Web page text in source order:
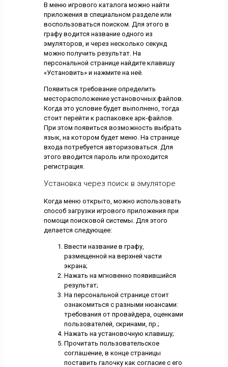
В меню игрового каталога можно найти
приложения в специальном разделе или
воспользоваться поиском. Для этого в
графу водится название одного из
эмуляторов, и через несколько секунд
можно получить результат. На
персональной странице найдите клавишу
«Установить» и нажмите на неё.
Появиться требование определить
месторасположение установочных файлов.
Когда это условие будет выполнено, тогда
стоит перейти к распаковке арк-файлов.
При этом появиться возможность выбрать
язык, на котором будет меню. На странице
входа потребуется авторизоваться. Для
этого вводится пароль или проходится
регистрация.
Установка через поиск в эмуляторе
Когда меню открыто, можно использовать
способ загрузки игрового приложения при
помощи поисковой системы. Для этого
делается следующее:
Ввести название в графу,
размещенной на верхней части
экрана;
Нажать на мгновенно появившийся
результат;
На персональной странице стоит
ознакомиться с разными нюансами:
требования от провайдера, оценками
пользователей, скринами, пр.;
Нажать на установочную клавишу;
Прочитать пользовательское
соглашение, в конце страницы
поставить галочку как согласие с его